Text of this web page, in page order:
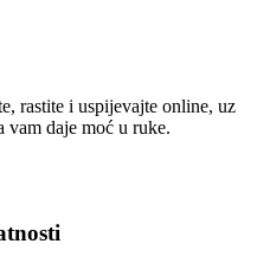
rastite i uspijevajte online, uz
vam daje moć u ruke.